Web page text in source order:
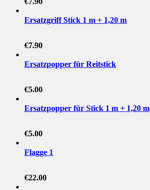
Ersatzgriff Stick 1 m + 1,20 m
€7.90
Ersatzpopper für Reitstick
€5.00
Ersatzpopper für Stick 1 m + 1,20 m
€5.00
Flagge 1
€22.00